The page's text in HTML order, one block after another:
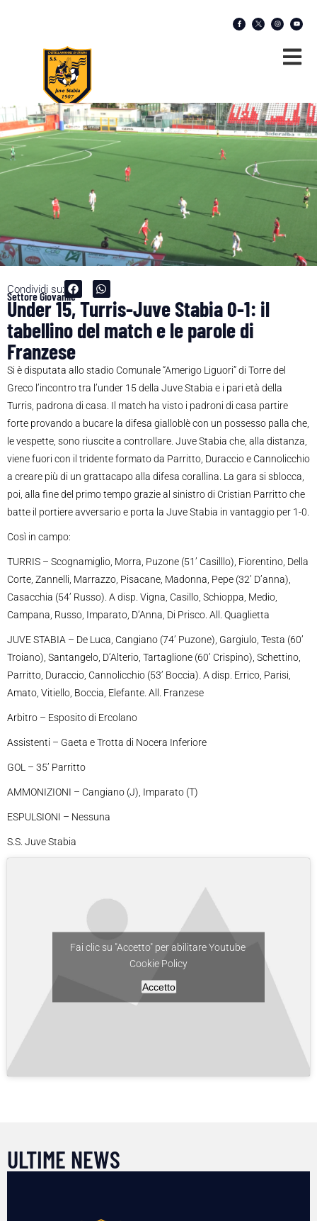
Condividi su:
Settore Giovanile
Under 15, Turris-Juve Stabia 0-1: il
tabellino del match e le parole di
Franzese
Si è disputata allo stadio Comunale “Amerigo Liguori” di Torre del
Greco l’incontro tra l’under 15 della Juve Stabia e i pari età della
Turris, padrona di casa. Il match ha visto i padroni di casa partire
forte provando a bucare la difesa gialloblè con un possesso palla che,
le vespette, sono riuscite a controllare. Juve Stabia che, alla distanza,
viene fuori con il tridente formato da Parritto, Duraccio e Cannolicchio
a creare più di un grattacapo alla difesa corallina. La gara si sblocca,
poi, alla fine del primo tempo grazie al sinistro di Cristian Parritto che
batte il portiere avversario e porta la Juve Stabia in vantaggio per 1-0.
Così in campo:
TURRIS – Scognamiglio, Morra, Puzone (51’ Casilllo), Fiorentino, Della
Corte, Zannelli, Marrazzo, Pisacane, Madonna, Pepe (32’ D’anna),
Casacchia (54’ Russo). A disp. Vigna, Casillo, Schioppa, Medio,
Campana, Russo, Imparato, D’Anna, Di Prisco. All. Quaglietta
JUVE STABIA – De Luca, Cangiano (74’ Puzone), Gargiulo, Testa (60’
Troiano), Santangelo, D’Alterio, Tartaglione (60’ Crispino), Schettino,
Parritto, Duraccio, Cannolicchio (53’ Boccia). A disp. Errico, Parisi,
Amato, Vitiello, Boccia, Elefante. All. Franzese
Arbitro – Esposito di Ercolano
Assistenti – Gaeta e Trotta di Nocera Inferiore
GOL – 35’ Parritto
AMMONIZIONI – Cangiano (J), Imparato (T)
ESPULSIONI – Nessuna
S.S. Juve Stabia
Fai clic su "Accetto" per abilitare Youtube
Cookie Policy
Accetto
ULTIME NEWS